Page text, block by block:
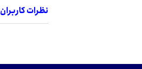
نظرات کاربران